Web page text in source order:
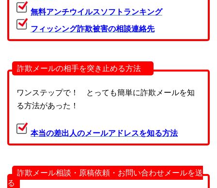
無料アンチウイルスソフトランキング
フィッシング詐欺被害の相談連絡先
詐欺メールの相手を突き止める方法
ワンステップで！ とっても簡単に詐欺メールを知
る方法があった！
本当の差出人のメールアドレスを知る方法
詐欺メール相談・原稿依頼・お問い合わせメールを送
る